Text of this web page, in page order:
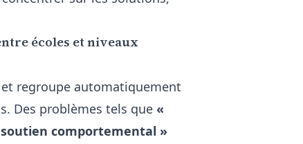
écoles et niveaux
regroupe automatiquement
Des problèmes tels que «
comportemental »